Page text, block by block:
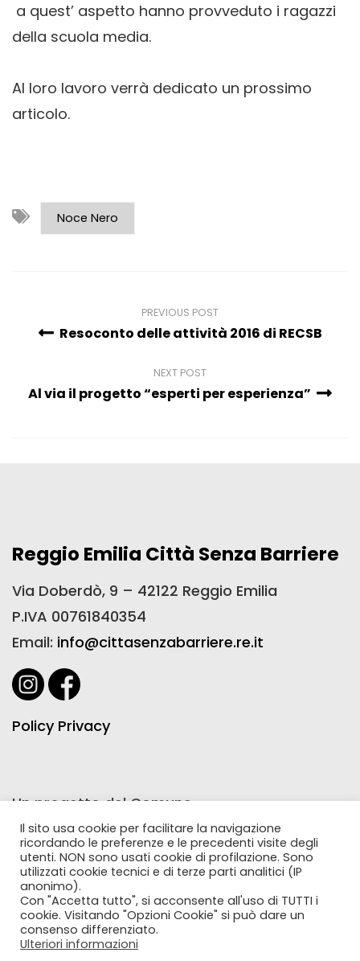
a quest’ aspetto hanno provveduto i ragazzi
della scuola media.
Al loro lavoro verrà dedicato un prossimo
articolo.
Noce Nero
PREVIOUS POST
Resoconto delle attività 2016 di RECSB
NEXT POST
Al via il progetto “esperti per esperienza”
Reggio Emilia Città Senza Barriere
Via Doberdò, 9 – 42122 Reggio Emilia
P.IVA 00761840354
Email: info@cittasenzabarriere.re.it
Policy Privacy
Un progetto del Comune
di Reggio Emilia realizzato
con la collaborazione
di Farmacie Comunali Riunite
Il sito usa cookie per facilitare la navigazione
ricordando le preferenze e le precedenti visite degli
utenti. NON sono usati cookie di profilazione. Sono
utilizzati cookie tecnici e di terze parti analitici (IP
anonimo).
Con "Accetta tutto", si acconsente all'uso di TUTTI i
cookie. Visitando "Opzioni Cookie" si può dare un
consenso differenziato.
Ulteriori informazioni